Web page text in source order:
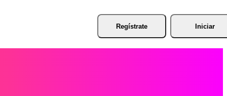
Regístrate Iniciar